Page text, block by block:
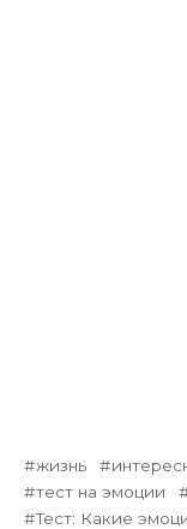
жизнь
тест на эмоции
Тест: Какие